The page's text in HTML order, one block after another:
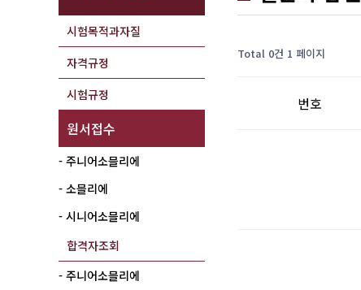
시험목적과자질
자격규정
시험규정
원서접수
- 주니어소믈리에
- 소믈리에
- 시니어소믈리에
합격자조회
- 주니어소믈리에
Total 0건 1 페이지
번호